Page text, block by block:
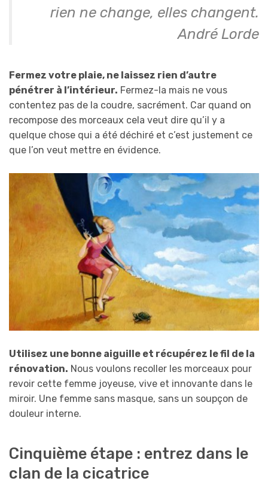
rien ne change, elles changent.
André Lorde
Fermez votre plaie, ne laissez rien d’autre
pénétrer à l’intérieur. Fermez-la mais ne vous
contentez pas de la coudre, sacrément. Car quand on
recompose des morceaux cela veut dire qu’il y a
quelque chose qui a été déchiré et c’est justement ce
que l’on veut mettre en évidence.
Utilisez une bonne aiguille et récupérez le fil de la
rénovation. Nous voulons recoller les morceaux pour
revoir cette femme joyeuse, vive et innovante dans le
miroir. Une femme sans masque, sans un soupçon de
douleur interne.
Cinquième étape : entrez dans le
clan de la cicatrice